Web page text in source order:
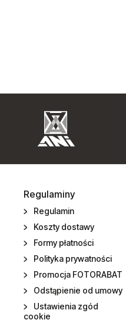
Regulaminy
Regulamin
Koszty dostawy
Formy płatności
Polityka prywatności
Promocja FOTORABAT
Odstąpienie od umowy
Ustawienia zgód
cookie